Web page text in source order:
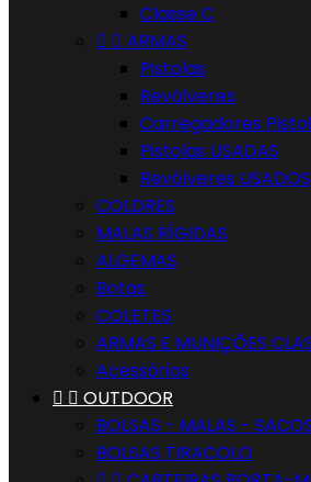
Classe C
  ARMAS
Pistolas
Revólveres
Carregadores
Pistolas USADAS
Revólveres USADOS
COLDRES
MALAS RÍGIDAS
ALGEMAS
Botas
COLETES
ARMAS E MUNIÇÕES
Acessórios
  OUTDOOR
BOLSAS - MALAS -
BOLSAS TIRACOLO